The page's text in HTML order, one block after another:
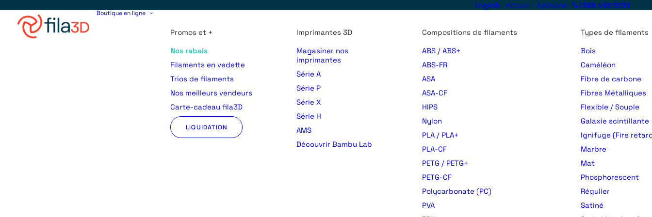
English Accueil À propos 1.888.499.9299
Boutique en ligne
Promos et +
Nos rabais
Filaments en vedette
Trios de filaments
Nos meilleurs vendeurs
Carte-cadeau fila3D
LIQUIDATION
Imprimantes 3D
Magasiner nos
imprimantes
Série A
Série P
Série X
Série H
AMS
Découvrir Bambu Lab
Compositions de filaments
ABS / ABS+
ABS-FR
ASA
ASA-CF
HIPS
Nylon
PLA / PLA+
PLA-CF
PETG / PETG+
PETG-CF
Polycarbonate (PC)
PVA
Types de filaments
Bois
Caméléon
Fibre de carbone
Fibres Métalliques
Flexible / Souple
Galaxie scintillante
Ignifuge (Fire
Marbre
Mat
Phosphorescent
Régulier
Satiné